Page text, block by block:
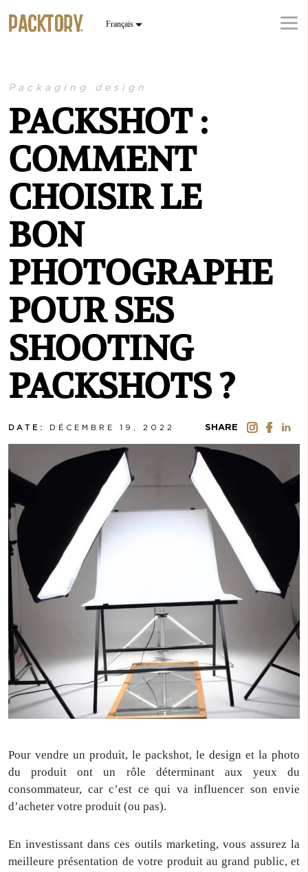
Packaging design
PACKSHOT :
COMMENT
CHOISIR LE
BON
PHOTOGRAPHE
POUR SES
SHOOTING
PACKSHOTS ?
DATE: DÉCEMBRE 19, 2022 SHARE
Pour vendre un produit, le packshot, le design et la photo
du produit ont un rôle déterminant aux yeux du
consommateur, car c’est ce qui va influencer son envie
d’acheter votre produit (ou pas).
En investissant dans ces outils marketing, vous assurez la
meilleure présentation de votre produit au grand public, et